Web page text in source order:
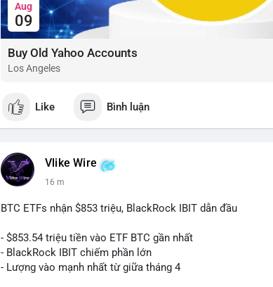
Aug
09
Buy Old Yahoo Accounts
Los Angeles
Like Bình luận
Vlike Wire
16 m
BTC ETFs nhận $853 triệu, BlackRock IBIT dẫn đầu
- $853.54 triệu tiền vào ETF BTC gần nhất
- BlackRock IBIT chiếm phần lớn
- Lượng vào mạnh nhất từ giữa tháng 4